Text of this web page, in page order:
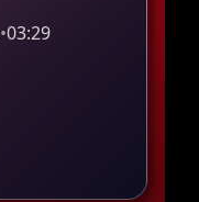
•03:29